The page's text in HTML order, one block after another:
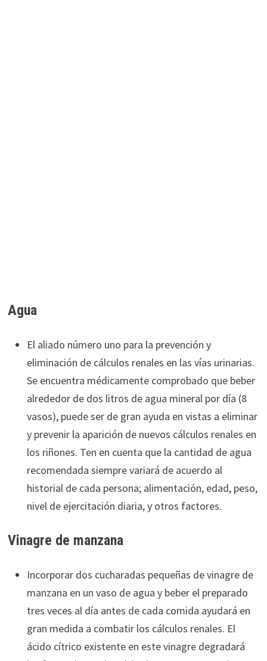
Agua
El aliado número uno para la prevención y
eliminación de cálculos renales en las vías urinarias.
Se encuentra médicamente comprobado que beber
alrededor de dos litros de agua mineral por día (8
vasos), puede ser de gran ayuda en vistas a eliminar
y prevenir la aparición de nuevos cálculos renales en
los riñones. Ten en cuenta que la cantidad de agua
recomendada siempre variará de acuerdo al
historial de cada persona; alimentación, edad, peso,
nivel de ejercitación diaria, y otros factores.
Vinagre de manzana
Incorporar dos cucharadas pequeñas de vinagre de
manzana en un vaso de agua y beber el preparado
tres veces al día antes de cada comida ayudará en
gran medida a combatir los cálculos renales. El
ácido cítrico existente en este vinagre degradará